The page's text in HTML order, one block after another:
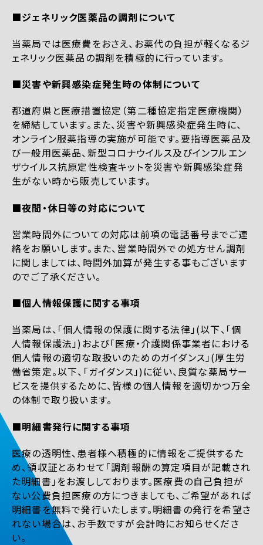
■ジェネリック医薬品の調剤について
当薬局では医療費をおさえ、お薬代の負担が軽くなるジ
ェネリック医薬品の調剤を積極的に行っています。
■災害や新興感染症発生時の体制について
都道府県と医療措置協定（第二種協定指定医療機関）
を締結しています。また、災害や新興感染症発生時に、
オンライン服薬指導の実施が可能です。要指導医薬品及
び一般用医薬品、新型コロナウイルス及びインフルエン
ザウイルス抗原定性検査キットを災害や新興感染症発
生がない時から販売しています。
■夜間・休日等の対応について
営業時間外についての対応は前項の電話番号までご連
絡をお願いします。また、営業時間外での処方せん調剤
に関しましては、時間外加算が発生する事もございます
のでご了承ください。
■個人情報保護に関する事項
当薬局は、「個人情報の保護に関する法律」(以下、「個
人情報保護法」)および「医療・介護関係事業者における
個人情報の適切な取扱いのためのガイダンス」(厚生労
働省策定。以下、「ガイダンス」)に従い、良質な薬局サー
ビスを提供するために、皆様の個人情報を適切かつ万全
の体制で取り扱います。
■明細書発行に関する事項
医療の透明性、患者様へ積極的に情報をご提供するた
め、領収証とあわせて「調剤報酬の算定項目が記載され
た明細書」をお渡ししております。医療費の自己負担が
ない公費負担医療の方につきましても、ご希望があれば
明細書を無料で発行いたします。明細書の発行を希望さ
れない場合は、お手数ですが会計時にお知らせくださ
い。